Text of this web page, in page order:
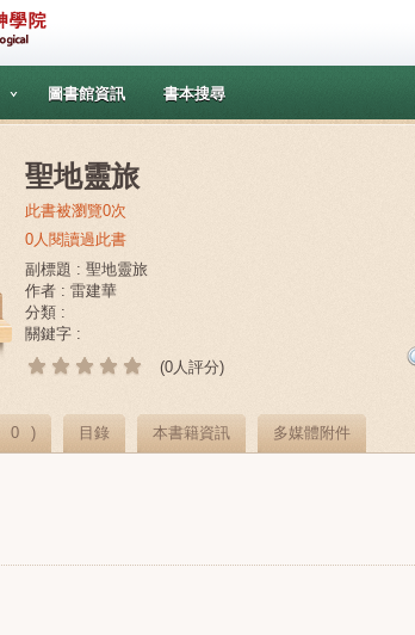
圖書館資訊 書本搜尋
聖地靈旅
此書被瀏覽0次
0人閱讀過此書
副標題 : 聖地靈旅
作者 : 雷建華
分類 :
關鍵字 :
(0人評分)
0 ) 目錄 本書籍資訊 多媒體附件